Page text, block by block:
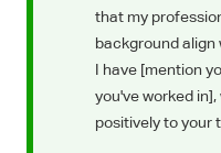
that my
background align
I have [mention
you've worked
positively to your